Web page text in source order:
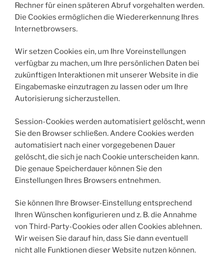
Rechner für einen späteren Abruf vorgehalten werden.
Die Cookies ermöglichen die Wiedererkennung Ihres
Internetbrowsers.
Wir setzen Cookies ein, um Ihre Voreinstellungen
verfügbar zu machen, um Ihre persönlichen Daten bei
zukünftigen Interaktionen mit unserer Website in die
Eingabemaske einzutragen zu lassen oder um Ihre
Autorisierung sicherzustellen.
Session-Cookies werden automatisiert gelöscht, wenn
Sie den Browser schließen. Andere Cookies werden
automatisiert nach einer vorgegebenen Dauer
gelöscht, die sich je nach Cookie unterscheiden kann.
Die genaue Speicherdauer können Sie den
Einstellungen Ihres Browsers entnehmen.
Sie können Ihre Browser-Einstellung entsprechend
Ihren Wünschen konfigurieren und z. B. die Annahme
von Third-Party-Cookies oder allen Cookies ablehnen.
Wir weisen Sie darauf hin, dass Sie dann eventuell
nicht alle Funktionen dieser Website nutzen können.